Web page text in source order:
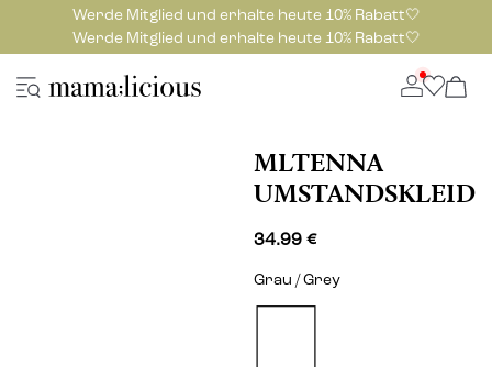
Werde Mitglied und erhalte heute 10% Rabatt🤍
Werde Mitglied und erhalte heute 10% Rabatt🤍
MLTENNA
UMSTANDSKLEID
34.99 €
Grau / Grey